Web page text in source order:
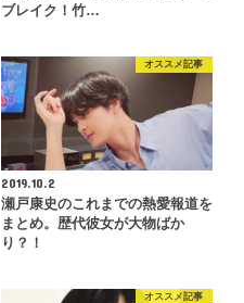
ブレイク！竹…
オススメ記事
2019.10.2
瀬戸康史のこれまでの熱愛報道を
まとめ。歴代彼女が大物ばか
り？！
オススメ記事